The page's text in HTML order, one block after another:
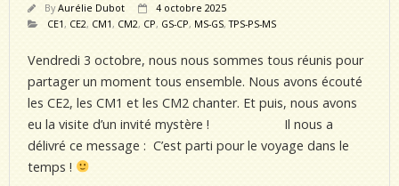
ByAurélie Dubot
4 octobre 2025
CE1, CE2, CM1, CM2, CP, GS-CP, MS-GS,TPS-PS-MS
Vendredi 3 octobre, nous nous sommes tous réunis pour
partager un moment tous ensemble. Nous avons écouté
les CE2, les CM1 et les CM2 chanter. Et puis, nous avons
eu la visite d’un invité mystère ! Il nous a
délivré ce message : C’est parti pour le voyage dans le
temps !